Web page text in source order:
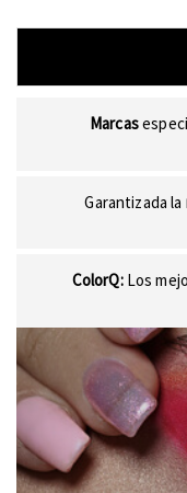
Marcas
Garantizada la
ColorQ:Los